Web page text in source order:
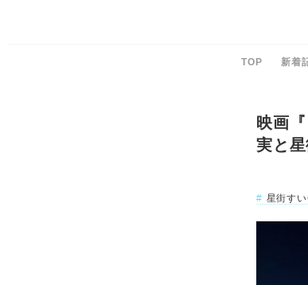
TOP 新着
映画
実と
星街す